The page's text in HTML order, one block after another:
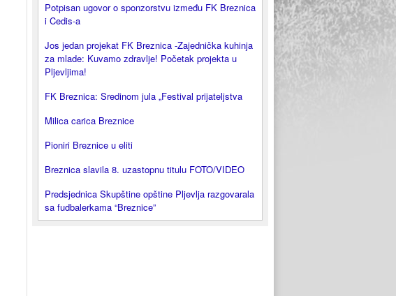
Potpisan ugovor o sponzorstvu između FK Breznica
i Cedis-a
Jos jedan projekat FK Breznica -Zajednička kuhinja
za mlade: Kuvamo zdravlje! Početak projekta u
Pljevljima!
FK Breznica: Sredinom jula „Festival prijateljstva
Milica carica Breznice
Pioniri Breznice u eliti
Breznica slavila 8. uzastopnu titulu FOTO/VIDEO
Predsjednica Skupštine opštine Pljevlja razgovarala
sa fudbalerkama “Breznice”